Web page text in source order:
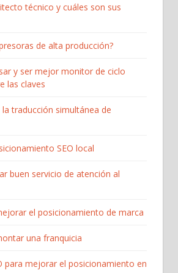
técnico y cuáles son sus
de alta producción?
y ser mejor monitor de ciclo
las claves
traducción simultánea de
SEO local
buen servicio de atención al
el posicionamiento de marca
una franquicia
para mejorar el posicionamiento en